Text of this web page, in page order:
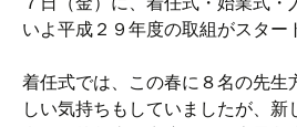
いよ平成２９年度の取組がスター
着任式では、この春に８名の先生
しい気持ちもしていましたが、新